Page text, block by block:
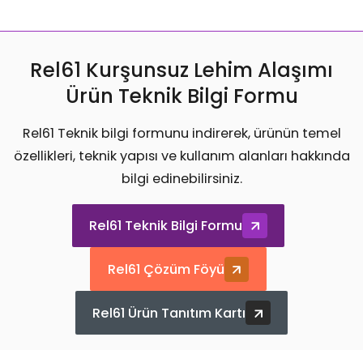
Rel61 Kurşunsuz Lehim Alaşımı
Ürün Teknik Bilgi Formu
Rel61 Teknik bilgi formunu indirerek, ürünün temel
özellikleri, teknik yapısı ve kullanım alanları hakkında
bilgi edinebilirsiniz.
Rel61 Teknik Bilgi Formu
Rel61 Çözüm Föyü
Rel61 Ürün Tanıtım Kartı